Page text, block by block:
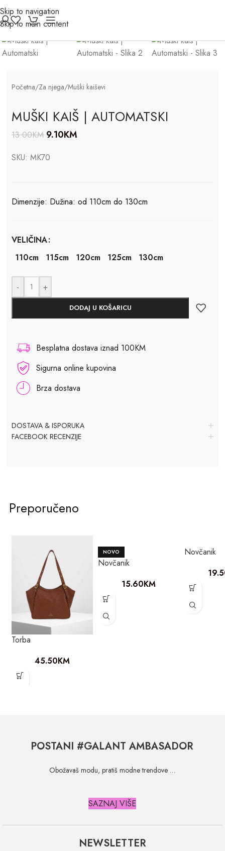
Skip to navigation
Skip to main content
-30%
Click to enlarge
Početna/Za njega/Muški kaiševi
MUŠKI KAIŠ | AUTOMATSKI
13.00KM 9.10KM
SKU:MK70
Dimenzije: Dužina: od 110cm do 130cm
VELIČINA
110cm
115cm 120cm 125cm 130cm
- +
DODAJ U KOŠARICU
Besplatna dostava iznad 100KM
Sigurna online kupovina
Brza dostava
DOSTAVA & ISPORUKA
FACEBOOK RECENZIJE
Preporučeno
Torba
45.50KM
NOVO
Novčanik
15.60KM
Novčanik
POSTANI #GALANT AMBASADOR
Obožavaš modu, pratiš modne trendove …
SAZNAJ VIŠE
NEWSLETTER